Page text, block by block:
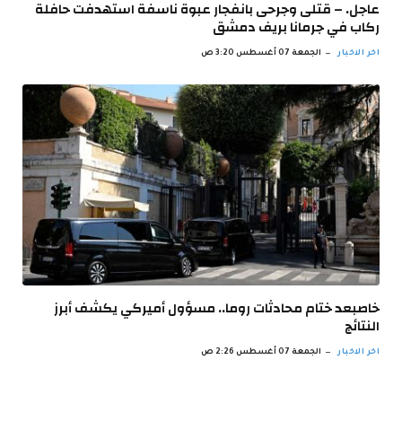
عاجل. – قتلى وجرحى بانفجار عبوة ناسفة استهدفت حافلة
ركاب في جرمانا بريف دمشق
اخر الاخبار الجمعة 07 أغسطس 3:20 ص
خاصبعد ختام محادثات روما.. مسؤول أميركي يكشف أبرز
النتائج
اخر الاخبار الجمعة 07 أغسطس 2:26 ص